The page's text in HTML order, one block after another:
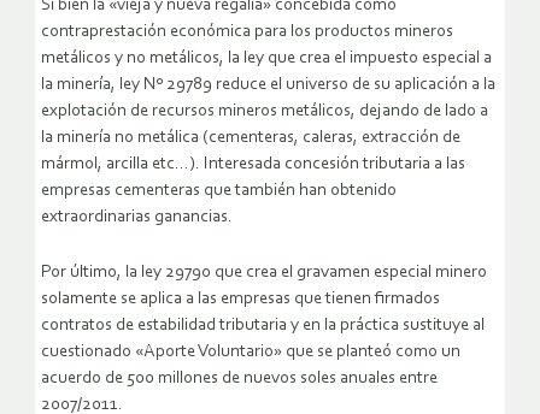
Si bien la «vieja y nueva regalía» concebida como
contraprestación económica para los productos mineros
metálicos y no metálicos, la ley que crea el impuesto especial a
la minería, ley Nº 29789 reduce el universo de su aplicación a la
explotación de recursos mineros metálicos, dejando de lado a
la minería no metálica (cementeras, caleras, extracción de
mármol, arcilla etc…). Interesada concesión tributaria a las
empresas cementeras que también han obtenido
extraordinarias ganancias.
Por último, la ley 29790 que crea el gravamen especial minero
solamente se aplica a las empresas que tienen firmados
contratos de estabilidad tributaria y en la práctica sustituye al
cuestionado «Aporte Voluntario» que se planteó como un
acuerdo de 500 millones de nuevos soles anuales entre
2007/2011.